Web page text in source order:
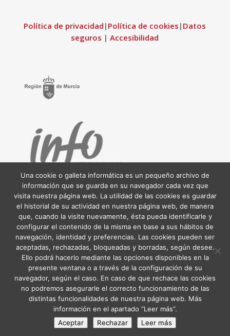
Política de privacidad | Política de cookies | Datos
seguros |Accesibilidad
Una cookie o galleta informática es un pequeño archivo de
información que se guarda en su navegador cada vez que
visita nuestra página web. La utilidad de las cookies es guardar
el historial de su actividad en nuestra página web, de manera
que, cuando la visite nuevamente, ésta pueda identificarle y
configurar el contenido de la misma en base a sus hábitos de
navegación, identidad y preferencias. Las cookies pueden ser
aceptadas, rechazadas, bloqueadas y borradas, según desee.
Ello podrá hacerlo mediante las opciones disponibles en la
presente ventana o a través de la configuración de su
navegador, según el caso. En caso de que rechace las cookies
no podremos asegurarle el correcto funcionamiento de las
distintas funcionalidades de nuestra página web. Más
información en el apartado “Leer más”.
Aceptar
Rechazar Leer más